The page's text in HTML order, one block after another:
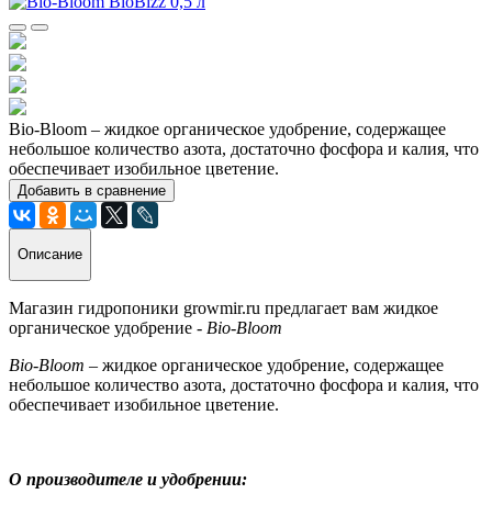
Bio-Bloom – жидкое органическое удобрение, содержащее
небольшое количество азота, достаточно фосфора и калия, что
обеспечивает изобильное цветение.
Добавить в сравнение
Описание
Магазин гидропоники growmir.ru предлагает вам жидкое
органическое удобрение - Bio-Bloom
Bio-Bloom – жидкое органическое удобрение, содержащее
небольшое количество азота, достаточно фосфора и калия, что
обеспечивает изобильное цветение.
О производителе и удобрении: